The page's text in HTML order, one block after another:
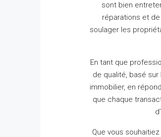
sont bien
réparations et
soulager les
En tant que
de qualité, basé
immobilier, en
que chaque
Que vous